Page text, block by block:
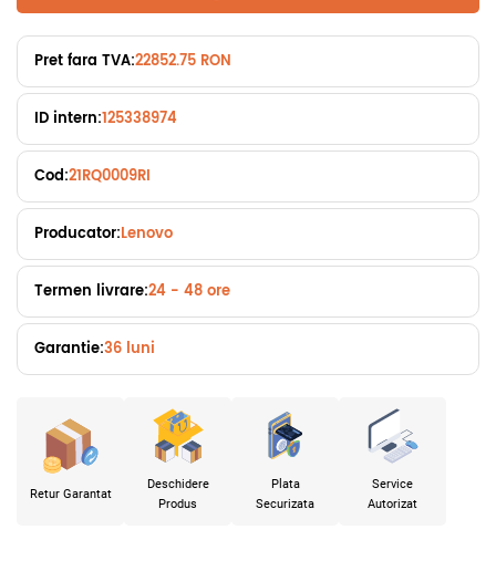
Pret fara TVA:22852.75 RON
ID intern:125338974
Cod:21RQ0009RI
Producator:Lenovo
Termen livrare:24 - 48 ore
Garantie:36 luni
Retur Garantat
Deschidere
Produs
Plata
Securizata
Service
Autorizat